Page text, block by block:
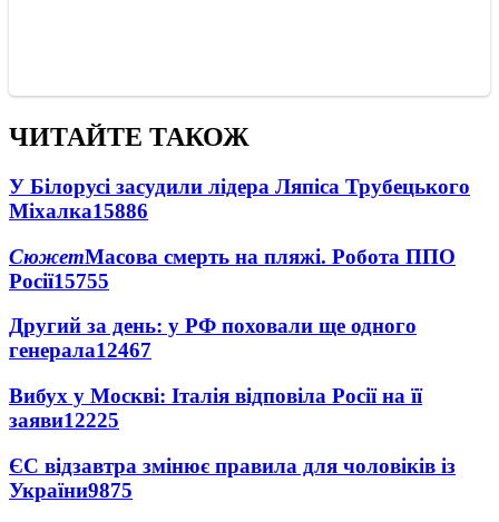
ЧИТАЙТЕ ТАКОЖ
У Білорусі засудили лідера Ляпіса Трубецького
Міхалка15886
СюжетМасова смерть на пляжі. Робота ППО
Росії15755
Другий за день: у РФ поховали ще одного
генерала12467
Вибух у Москві: Італія відповіла Росії на її
заяви12225
ЄС відзавтра змінює правила для чоловіків із
України9875